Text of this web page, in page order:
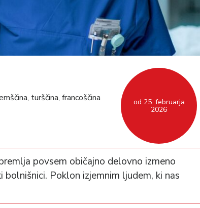
od 25. februarja
2026
turščina, francoščina
povsem običajno delovno izmeno
Poklon izjemnim ljudem, ki nas